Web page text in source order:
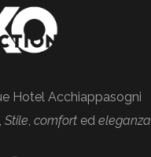
Hotel Acchiappasogni
Stile comfort ed eleganza